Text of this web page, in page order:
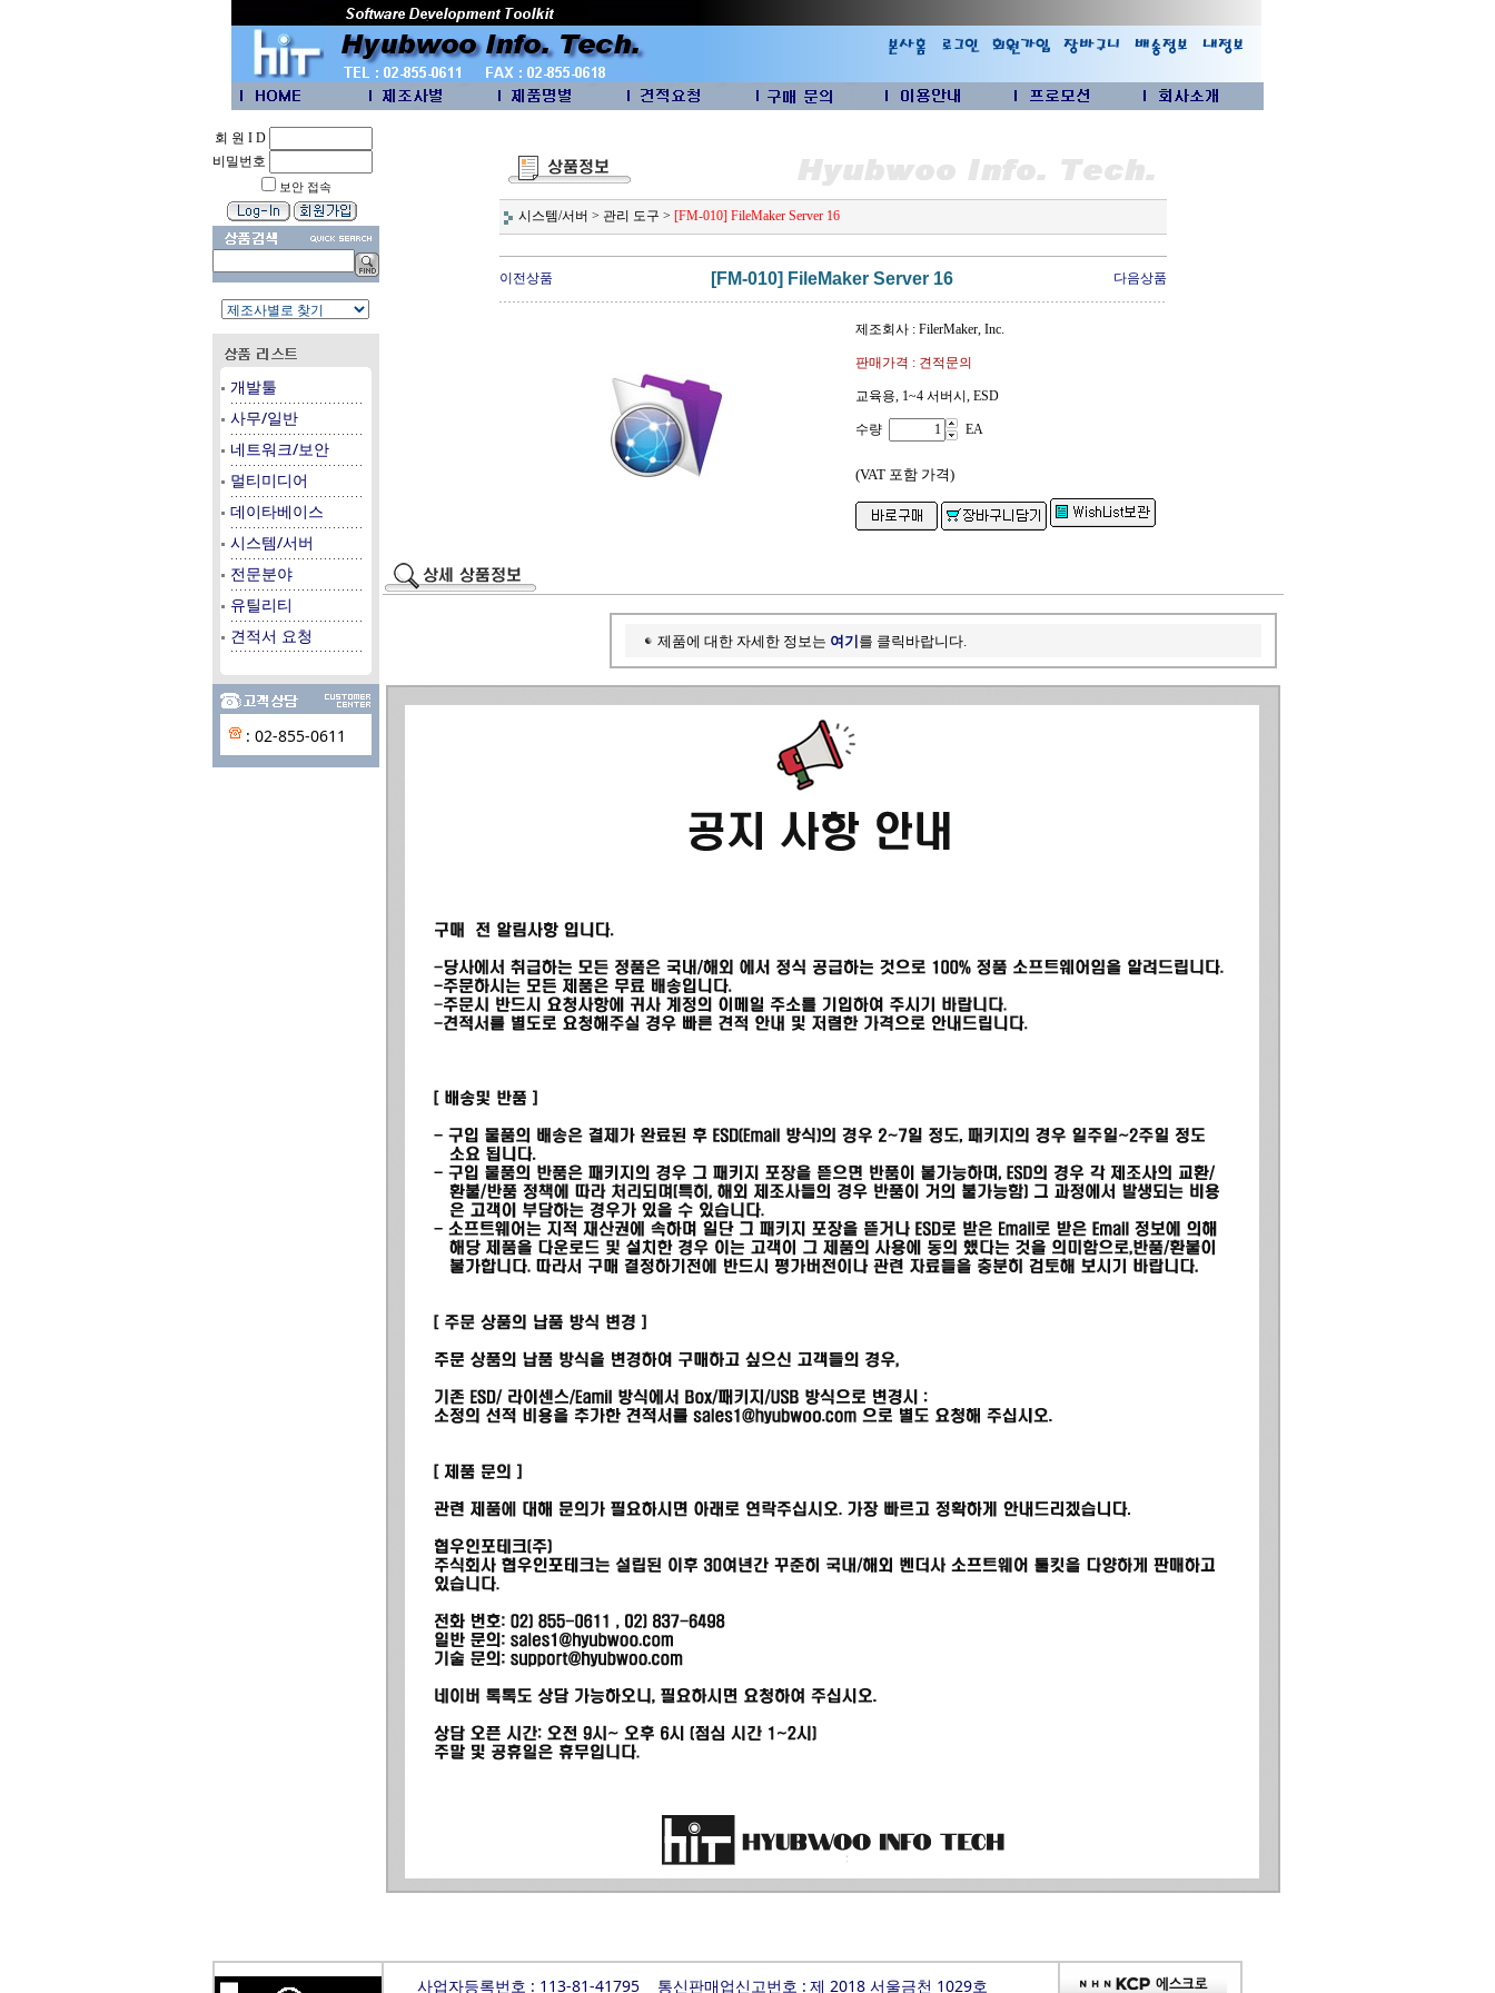
회 원 I D
비밀번호
보안 접속
개발툴
사무/일반
네트워크/보안
멀티미디어
데이타베이스
시스템/서버
전문분야
유틸리티
견적서 요청
: 02-855-0611
시스템/서버 > 관리 도구 > [FM-010] FileMaker Server 16
이전상품 [FM-010] FileMaker Server 16 다음상품
제조회사 : FilerMaker, Inc.
판매가격 : 견적문의
교육용, 1~4 서버시, ESD
수량 EA
(VAT 포함 가격)
제품에 대한 자세한 정보는 여기 를 클릭바랍니다.
사업자등록번호 : 113-81-41795 통신판매업신고번호 : 제 2018 서울금천 1029호